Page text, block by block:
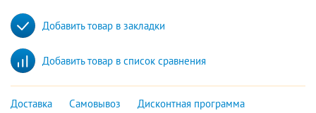
Добавить товар в закладки
Добавить товар в список сравнения
Доставка Самовывоз Дисконтная программа